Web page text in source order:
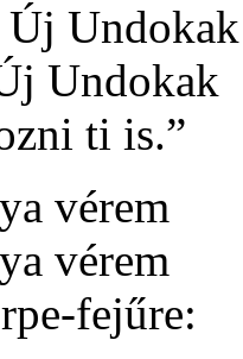
Új Undokak
Undokak
ti is.”
vérem
vérem
fejűre: